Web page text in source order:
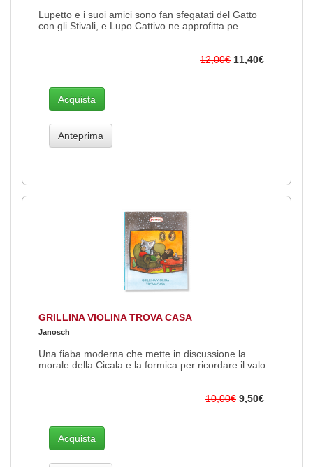
Lupetto e i suoi amici sono fan sfegatati del Gatto
con gli Stivali, e Lupo Cattivo ne approfitta pe..
12,00€ 11,40€
Acquista
Anteprima
GRILLINA VIOLINA TROVA CASA
Janosch
Una fiaba moderna che mette in discussione la
morale della Cicala e la formica per ricordare il valo..
10,00€ 9,50€
Acquista